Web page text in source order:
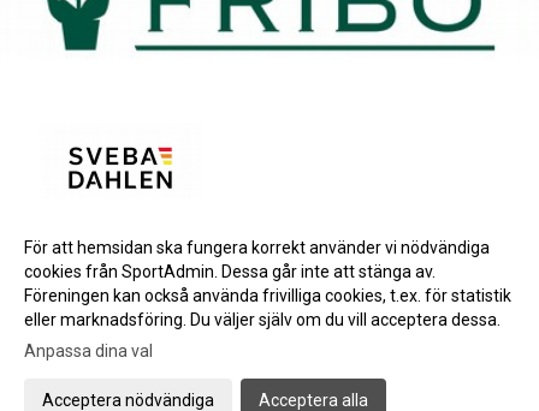
BRONSPARTNERS
INSTAGRAM
Gå till Webbversion
För att hemsidan ska fungera korrekt använder vi nödvändiga
cookies från SportAdmin. Dessa går inte att stänga av.
Föreningen kan också använda frivilliga cookies, t.ex. för statistik
eller marknadsföring. Du väljer själv om du vill acceptera dessa.
Anpassa dina val
Acceptera nödvändiga Acceptera alla